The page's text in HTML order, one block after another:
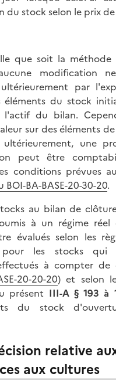
du stock selon le prix
que soit la méthode
modification
par
éléments du stock
l'actif du bilan.
sur des éléments
ultérieurement, une
peut être
conditions prévues au
BOI-BA-BASE-20-30-20.
au bilan de
à un régime réel
évalués selon les
les stocks qui
à compter de
20-20-20) et selon
présent III-A § 193 à
du stock
relative
aux cultures